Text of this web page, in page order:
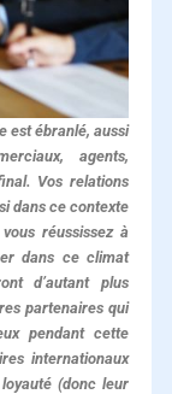
est ébranlé, aussi
agents,
Vos relations
dans ce contexte
réussissez à
dans ce climat
d’autant plus
partenaires qui
pendant cette
internationaux
(donc leur